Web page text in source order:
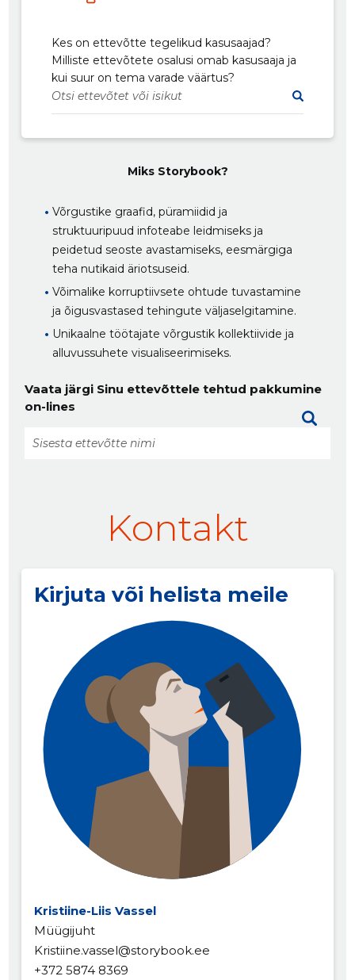
Kes on ettevõtte tegelikud kasusaajad?
Milliste ettevõtete osalusi omab kasusaaja ja
kui suur on tema varade väärtus?
Miks Storybook?
Võrgustike graafid, püramiidid ja
struktuuripuud infoteabe leidmiseks ja
peidetud seoste avastamiseks, eesmärgiga
teha nutikaid äriotsuseid.
Võimalike korruptiivsete ohtude tuvastamine
ja õigusvastased tehingute väljaselgitamine.
Unikaalne töötajate võrgustik kollektiivide ja
alluvussuhete visualiseerimiseks.
Vaata järgi Sinu ettevõttele tehtud pakkumine
on-lines
Kontakt
Kirjuta või helista meile
Kristiine-Liis Vassel
Müügijuht
Kristiine.vassel@storybook.ee
+372 5874 8369